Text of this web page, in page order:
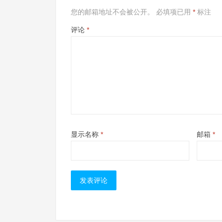
您的邮箱地址不会被公开。 必填项已用 * 标注
评论 *
显示名称 * 邮箱 *